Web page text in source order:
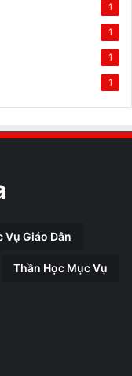
1
1
1
1
Vụ Giáo Dân
Thần Học Mục Vụ